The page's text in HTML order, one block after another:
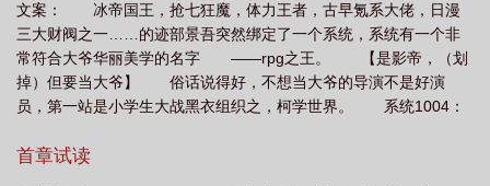
文案： 冰帝国王，抢七狂魔，体力王者，古早氪系大佬，日漫
三大财阀之一……的迹部景吾突然绑定了一个系统，系统有一个非
常符合大爷华丽美学的名字 ——rpg之王。 【是影帝，（划
掉）但要当大爷】 俗话说得好，不想当大爷的导演不是好演
员，第一站是小学生大战黑衣组织之，柯学世界。 系统1004：
是小景你掉落的任务？” 我们冰帝king自然不走寻常路：“沉醉在
首章试读